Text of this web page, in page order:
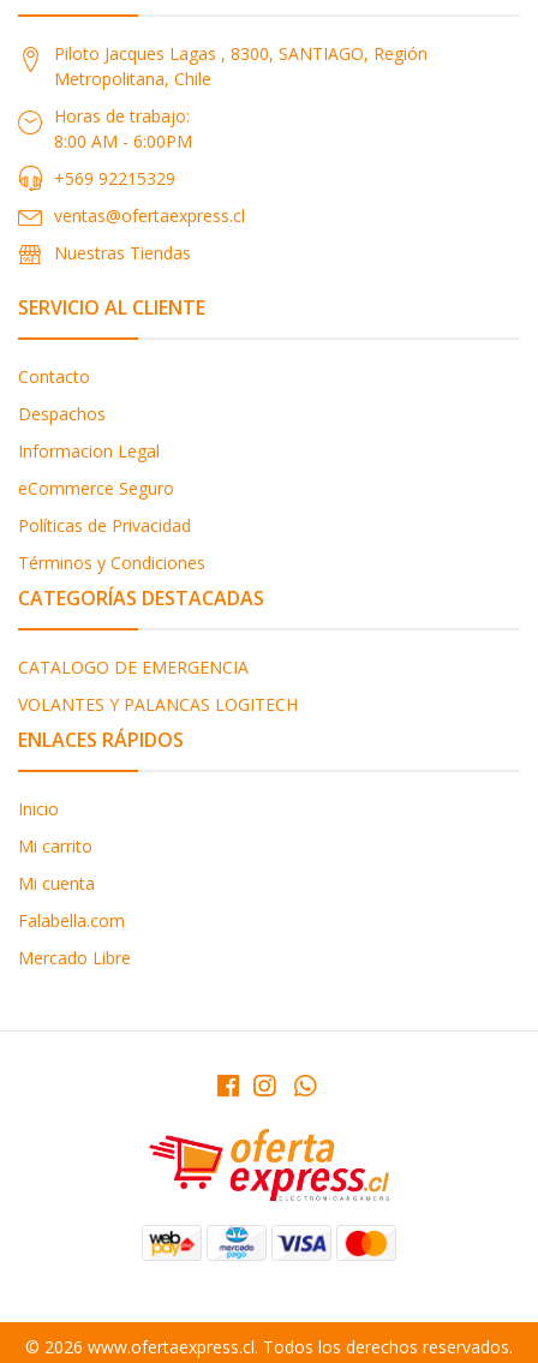
Piloto Jacques Lagas , 8300, SANTIAGO, Región
Metropolitana, Chile
Horas de trabajo:
8:00 AM - 6:00PM
+569 92215329
ventas@ofertaexpress.cl
Nuestras Tiendas
SERVICIO AL CLIENTE
Contacto
Despachos
Informacion Legal
eCommerce Seguro
Políticas de Privacidad
Términos y Condiciones
CATEGORÍAS DESTACADAS
CATALOGO DE EMERGENCIA
VOLANTES Y PALANCAS LOGITECH
ENLACES RÁPIDOS
Inicio
Mi carrito
Mi cuenta
Falabella.com
Mercado Libre
© 2026 www.ofertaexpress.cl. Todos los derechos reservados.